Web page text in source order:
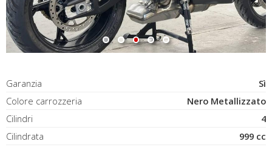
Garanzia
Sì
Colore carrozzeria
Nero Metallizzato
Cilindri
4
Cilindrata
999 cc